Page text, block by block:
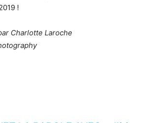
!
Charlotte Laroche